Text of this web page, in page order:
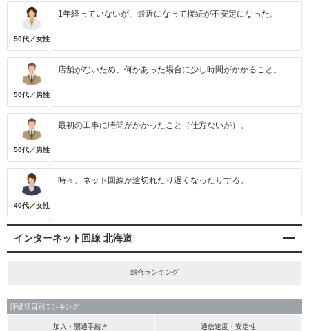
50代／女性
1年経っていないが、最近になって接続が不安定になった。
50代／男性
店舗がないため、何かあった場合に少し時間がかかること。
50代／男性
最初の工事に時間がかかったこと（仕方ないが）。
40代／女性
時々、ネット回線が途切れたり遅くなったりする。
インターネット回線 北海道
総合ランキング
評価項目別ランキング
加入・開通手続き 通信速度・安定性